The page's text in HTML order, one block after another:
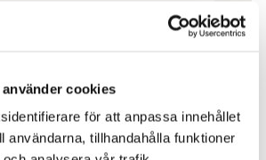
cookies
för att anpassa innehållet
användarna, tillhandahålla funktioner
/ Communication
+46 72 201 38 46
Mejla